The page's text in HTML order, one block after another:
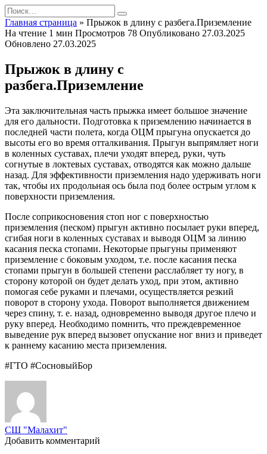
Перейти
к
содержанию
Search
for:
Главная страница » Прыжок в длину с разбега.Приземление
На чтение 1 мин Просмотров 78 Опубликовано 27.03.2025
Обновлено 27.03.2025
Прыжок в длину с
разбега.Приземление
Эта заключительная часть прыжка имеет большое значение
для его дальности. Подготовка к приземлению начинается в
последней части полета, когда ОЦМ прыгуна опускается до
высоты его во время отталкивания. Прыгун выпрямляет ноги
в коленных суставах, плечи уходят вперед, руки, чуть
согнутые в локтевых суставах, отводятся как можно дальше
назад. Для эффективности приземления надо удерживать ноги
так, чтобы их продольная ось была под более острым углом к
поверхности приземления.
После соприкосновения стоп ног с поверхностью
приземления (песком) прыгун активно посылает руки вперед,
сгибая ноги в коленных суставах и выводя ОЦМ за линию
касания песка стопами. Некоторые прыгуны применяют
приземление с боковым уходом, т.е. после касания песка
стопами прыгун в большей степени расслабляет ту ногу, в
сторону которой он будет делать уход, при этом, активно
помогая себе руками и плечами, осуществляется резкий
поворот в сторону ухода. Поворот выполняется движением
через спину, т. е. назад, одновременно выводя другое плечо и
руку вперед. Необходимо помнить, что преждевременное
выведение рук вперед вызовет опускание ног вниз и приведет
к раннему касанию места приземления.
#ГТО #СосновыйБор
СШ "Малахит"
Добавить комментарий